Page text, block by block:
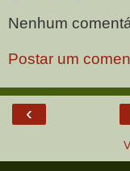
Nenhum
Postar um
‹